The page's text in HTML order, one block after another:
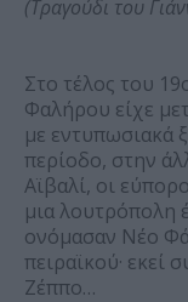
(Τραγούδι του
Στο τέλος του
Φαλήρου είχε
με εντυπωσιακά
περίοδο, στην
Αϊβαλί, οι
μια λουτρόπολη
ονόμασαν Νέο
πειραϊκού· εκεί
Ζέππο…